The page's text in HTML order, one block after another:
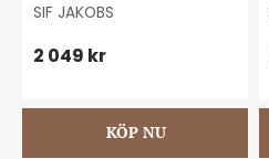
SIF JAKOBS
2 049 kr